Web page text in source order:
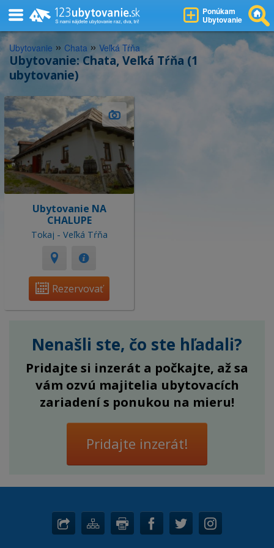
Ponúkam
Ubytovanie
Ubytovanie » Chata » Veľká Tŕňa
Ubytovanie: Chata, Veľká Tŕňa (1
ubytovanie)
Ubytovanie NA
CHALUPE
Tokaj - Veľká Tŕňa
Rezervovať
Nenašli ste, čo ste hľadali?
Pridajte si inzerát a počkajte, až sa
vám ozvú majitelia ubytovacích
zariadení s ponukou na mieru!
Pridajte inzerát!